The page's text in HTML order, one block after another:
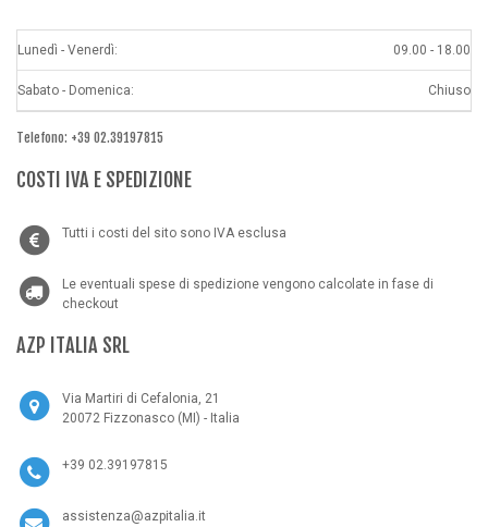
Lunedì - Venerdì: 09.00 - 18.00
Sabato - Domenica: Chiuso
Telefono: +39 02.39197815
COSTI IVA E SPEDIZIONE
Tutti i costi del sito sono IVA esclusa
Le eventuali spese di spedizione vengono calcolate in fase di
checkout
AZP ITALIA SRL
Via Martiri di Cefalonia, 21
20072 Fizzonasco (MI) - Italia
+39 02.39197815
assistenza@azpitalia.it